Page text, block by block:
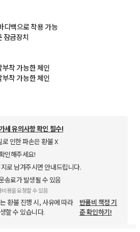
디백으로 착용 가능
잠금장치
착 가능한 체인
착 가능한 체인
세 유의사항 확인 필수!
인한 파손은 환불 X
인해주세요!
로 남겨주시면 안내드립니다.
송료가 발생될 수 있음
용을 요청할 수 있음
환불 진행 시, 사유에 따라
할 수 있습니다.
반품비 책정 기
준 확인하기!